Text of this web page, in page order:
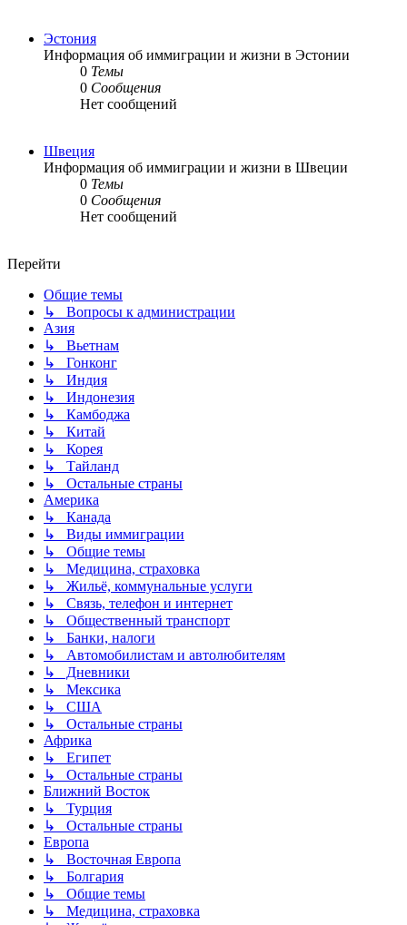
Эстония
Информация об иммиграции и жизни в Эстонии
0 Темы
0 Сообщения
Нет сообщений
Швеция
Информация об иммиграции и жизни в Швеции
0 Темы
0 Сообщения
Нет сообщений
Перейти
Общие темы
↳ Вопросы к администрации
Азия
↳ Вьетнам
↳ Гонконг
↳ Индия
↳ Индонезия
↳ Камбоджа
↳ Китай
↳ Корея
↳ Тайланд
↳ Остальные страны
Америка
↳ Канада
↳ Виды иммиграции
↳ Общие темы
↳ Медицина, страховка
↳ Жильё, коммунальные услуги
↳ Связь, телефон и интернет
↳ Общественный транспорт
↳ Банки, налоги
↳ Автомобилистам и автолюбителям
↳ Дневники
↳ Мексика
↳ США
↳ Остальные страны
Африка
↳ Египет
↳ Остальные страны
Ближний Восток
↳ Турция
↳ Остальные страны
Европа
↳ Восточная Европа
↳ Болгария
↳ Общие темы
↳ Медицина, страховка